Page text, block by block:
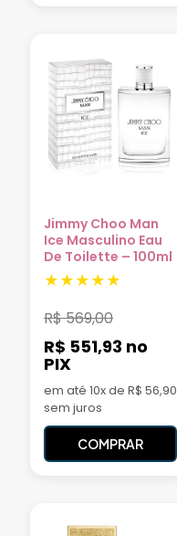
Jimmy Choo Man
Ice Masculino Eau
De Toilette – 100ml
R$569,00
R$ 551,93 no
PIX
em até 10x de R$ 56,90
sem juros
COMPRAR